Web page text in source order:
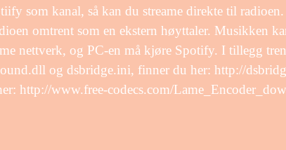
som kanal, så kan du streame direkte til
omtrent som en ekstern høyttaler. Musikken
nettverk, og PC-en må kjøre Spotify. I tillegg
og dsbridge.ini, finner du her: http://
http://www.free-codecs.com/